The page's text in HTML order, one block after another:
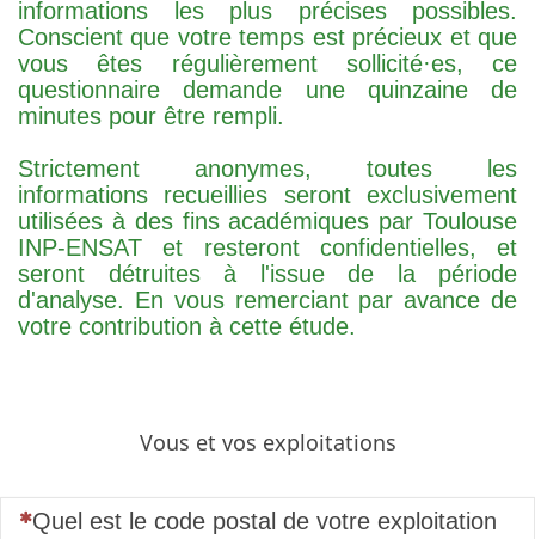
informations les plus précises possibles.
Conscient que votre temps est précieux et que
vous êtes régulièrement sollicité·es, ce
questionnaire demande une quinzaine de
minutes pour être rempli.
Strictement anonymes, toutes les
informations recueillies seront exclusivement
utilisées à des fins académiques par Toulouse
INP-ENSAT et resteront confidentielles, et
seront détruites à l'issue de la période
d'analyse. En vous remerciant par avance de
votre contribution à cette étude.
Vous et vos exploitations
(Cette question est obligatoire)
Quel est le code postal de votre exploitation